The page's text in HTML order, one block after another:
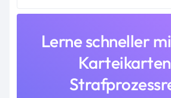
Lerne schneller